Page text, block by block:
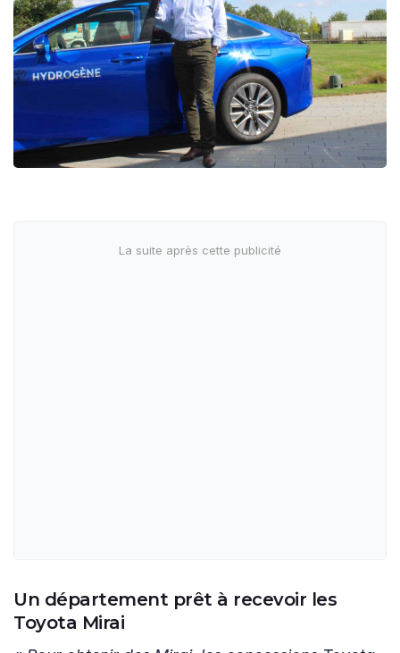
Un département prêt à recevoir les
Toyota Mirai